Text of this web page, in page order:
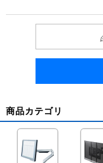
商品カテゴリ